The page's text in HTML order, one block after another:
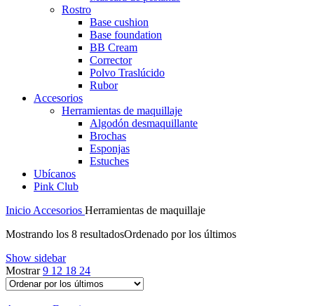
Rostro
Base cushion
Base foundation
BB Cream
Corrector
Polvo Traslúcido
Rubor
Accesorios
Herramientas de maquillaje
Algodón desmaquillante
Brochas
Esponjas
Estuches
Ubícanos
Pink Club
Inicio Accesorios Herramientas de maquillaje
Mostrando los 8 resultadosOrdenado por los últimos
Show sidebar
Mostrar9 12 18 24